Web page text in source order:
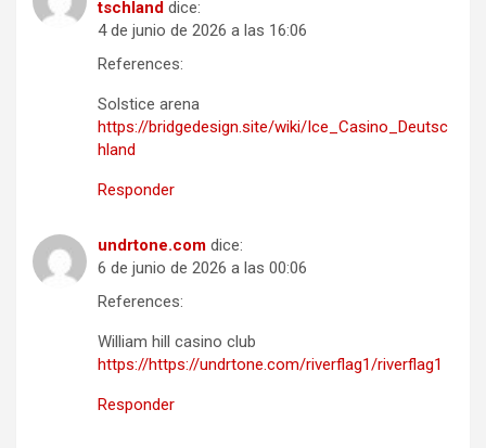
tschland dice:
4 de junio de 2026 a las 16:06
References:
Solstice arena
https://bridgedesign.site/wiki/Ice_Casino_Deutsc
hland
Responder
undrtone.com dice:
6 de junio de 2026 a las 00:06
References:
William hill casino club
https://https://undrtone.com/riverflag1/riverflag1
Responder